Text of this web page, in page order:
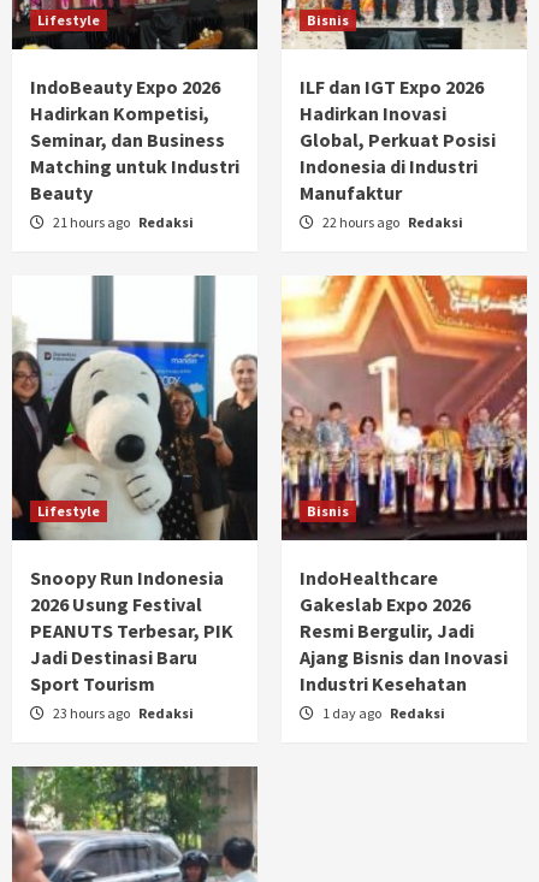
Lifestyle
IndoBeauty Expo 2026
Hadirkan Kompetisi,
Seminar, dan Business
Matching untuk Industri
Beauty
21 hours ago Redaksi
Bisnis
ILF dan IGT Expo 2026
Hadirkan Inovasi
Global, Perkuat Posisi
Indonesia di Industri
Manufaktur
22 hours ago Redaksi
Lifestyle
Snoopy Run Indonesia
2026 Usung Festival
PEANUTS Terbesar, PIK
Jadi Destinasi Baru
Sport Tourism
23 hours ago Redaksi
Bisnis
IndoHealthcare
Gakeslab Expo 2026
Resmi Bergulir, Jadi
Ajang Bisnis dan Inovasi
Industri Kesehatan
1 day ago Redaksi